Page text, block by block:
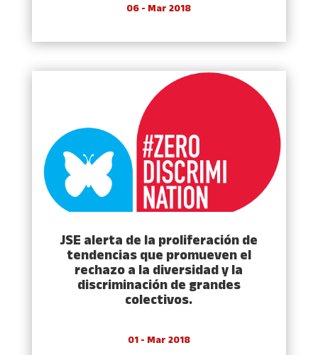
06 - Mar 2018
JSE alerta de la proliferación de
tendencias que promueven el
rechazo a la diversidad y la
discriminación de grandes
colectivos.
01 - Mar 2018